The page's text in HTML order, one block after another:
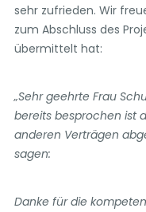
sehr zufrieden. Wir
zum Abschluss des
übermittelt hat:
„Sehr geehrte Frau
bereits besprochen ist
anderen Verträgen
sagen:
Danke für die